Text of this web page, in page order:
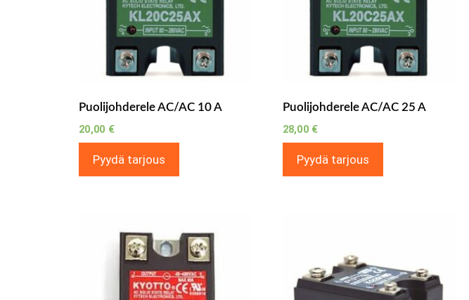
Puolijohderele AC/AC 10 A
20,00 €
Pyydä tarjous
Puolijohderele AC/AC 25 A
28,00 €
Pyydä tarjous